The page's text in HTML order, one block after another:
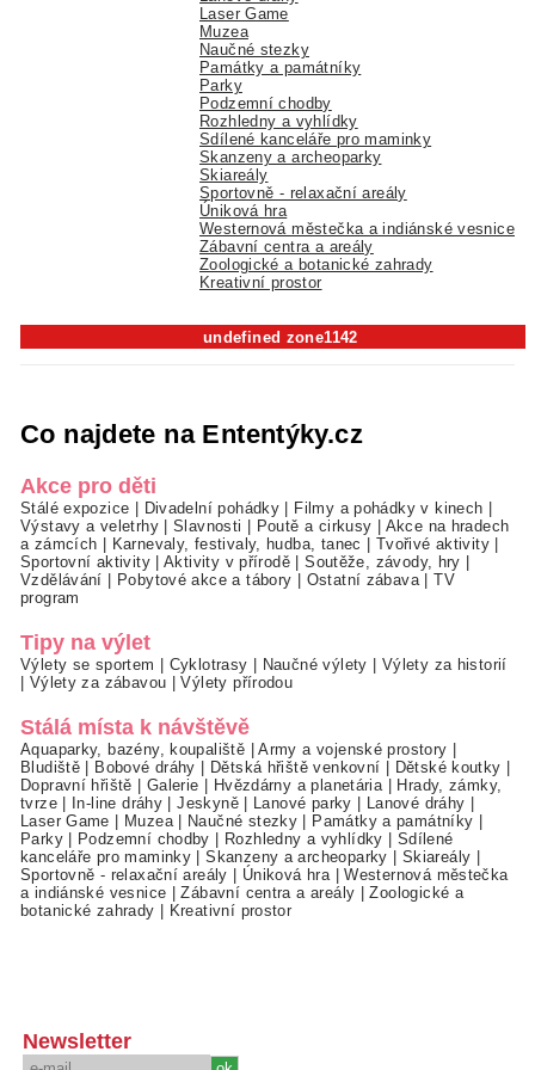
Laser Game
Muzea
Naučné stezky
Památky a památníky
Parky
Podzemní chodby
Rozhledny a vyhlídky
Sdílené kanceláře pro maminky
Skanzeny a archeoparky
Skiareály
Sportovně - relaxační areály
Úniková hra
Westernová městečka a indiánské vesnice
Zábavní centra a areály
Zoologické a botanické zahrady
Kreativní prostor
undefined zone1142
Co najdete na Ententýky.cz
Akce pro děti
Stálé expozice Divadelní pohádky Filmy a pohádky v kinech
Výstavy a veletrhy|Slavnosti Poutě a cirkusy
Akce na hradech
a zámcích
Karnevaly, festivaly, hudba, tanec Tvořivé aktivity
Sportovní aktivity|Aktivity v přírodě |Soutěže, závody, hry
Vzdělávání
Pobytové akce a tábory Ostatní zábava |TV
program
Tipy na výlet
Výlety se sportem Cyklotrasy Naučné výlety
Výlety za historií
Výlety za zábavou |Výlety přírodou
Stálá místa k návštěvě
Aquaparky, bazény, koupaliště |Army a vojenské prostory
Bludiště
Bobové dráhy Dětská hřiště venkovní Dětské koutky
Dopravní hřiště
Galerie Hvězdárny a planetária
Hrady, zámky,
tvrze| In-line dráhy |Jeskyně| Lanové parky Lanové dráhy
Laser Game
Muzea| Naučné stezky Památky a památníky
Parky| Podzemní chodby Rozhledny a vyhlídky
Sdílené
kanceláře pro maminky |Skanzeny a archeoparky Skiareály
Sportovně - relaxační areály
Úniková hra |Westernová městečka
a indiánské vesnice |Zábavní centra a areály |Zoologické a
botanické zahrady
Kreativní prostor
Newsletter